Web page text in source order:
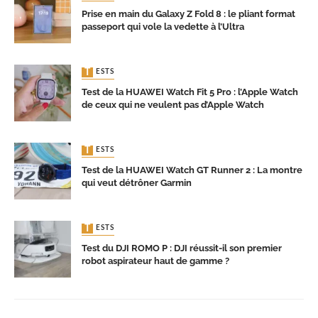
Prise en main du Galaxy Z Fold 8 : le pliant format
passeport qui vole la vedette à l’Ultra
TESTS
Test de la HUAWEI Watch Fit 5 Pro : l’Apple Watch
de ceux qui ne veulent pas d’Apple Watch
TESTS
Test de la HUAWEI Watch GT Runner 2 : La montre
qui veut détrôner Garmin
TESTS
Test du DJI ROMO P : DJI réussit-il son premier
robot aspirateur haut de gamme ?